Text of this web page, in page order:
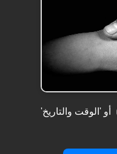
أو 'الوقت والتاريخ'